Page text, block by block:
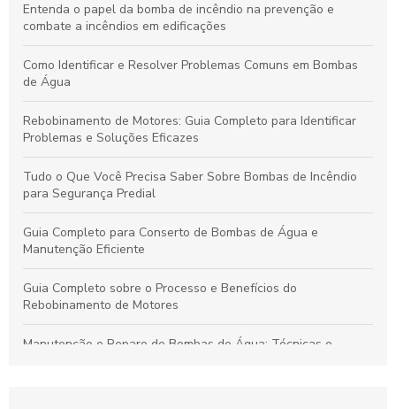
Entenda o papel da bomba de incêndio na prevenção e
combate a incêndios em edificações
Como Identificar e Resolver Problemas Comuns em Bombas
de Água
Rebobinamento de Motores: Guia Completo para Identificar
Problemas e Soluções Eficazes
Tudo o Que Você Precisa Saber Sobre Bombas de Incêndio
para Segurança Predial
Guia Completo para Conserto de Bombas de Água e
Manutenção Eficiente
Guia Completo sobre o Processo e Benefícios do
Rebobinamento de Motores
Manutenção e Reparo de Bombas de Água: Técnicas e